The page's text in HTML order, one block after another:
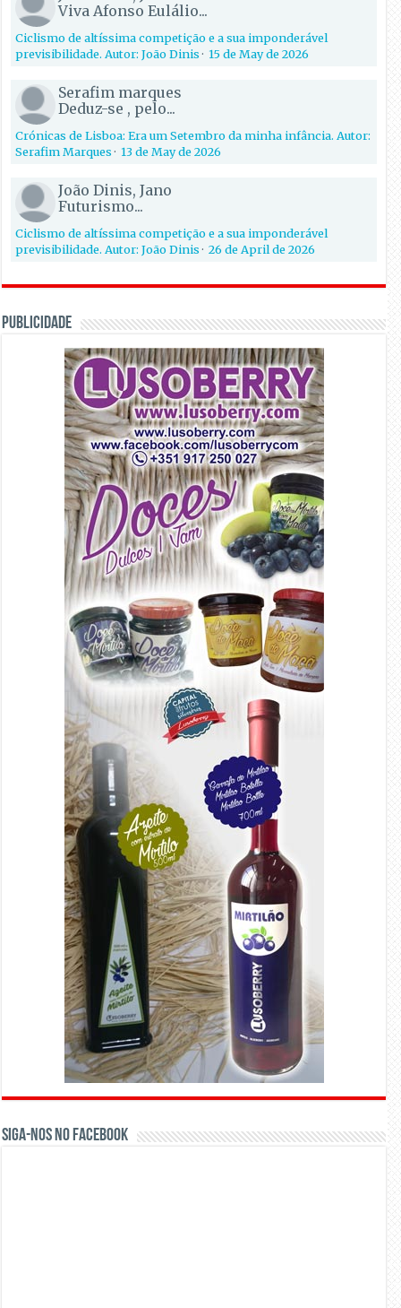
Viva Afonso Eulálio...
Ciclismo de altíssima competição e a sua imponderável
previsibilidade. Autor: João Dinis·15 de May de 2026
Serafim marques
Deduz-se , pelo...
Crónicas de Lisboa: Era um Setembro da minha infância. Autor:
Serafim Marques·13 de May de 2026
João Dinis, Jano
Futurismo...
Ciclismo de altíssima competição e a sua imponderável
previsibilidade. Autor: João Dinis·26 de April de 2026
PUBLICIDADE
Siga-nos no Facebook